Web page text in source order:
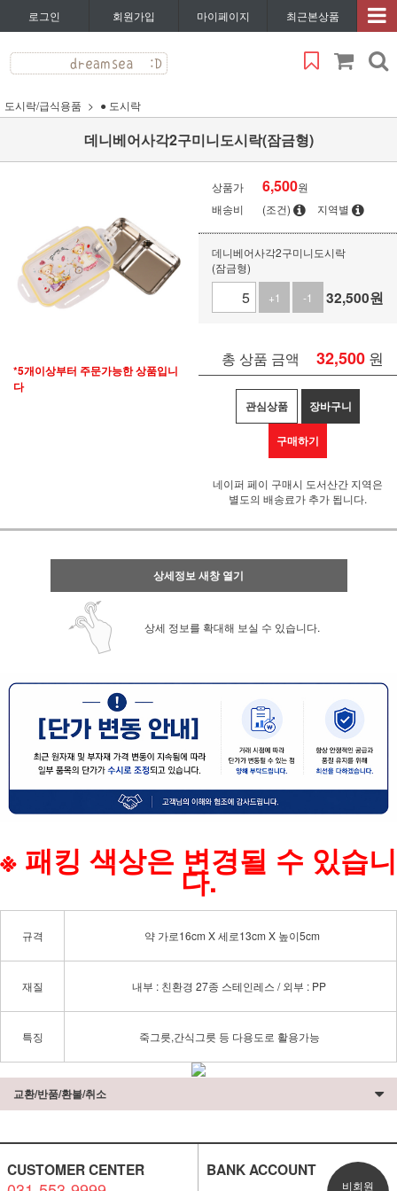
로그인 회원가입 마이페이지 최근본상품
도시락/급식용품 ● 도시락
데니베어사각2구미니도시락(잠금형)
*5개이상부터 주문가능한 상품입니
다
상품가 6,500원
배송비
(조건) 지역별
데니베어사각2구미니도시락
(잠금형)
+1
-1 32,500원
총 상품 금액 32,500 원
관심상품 장바구니
구매하기
네이퍼 페이 구매시 도서산간 지역은
별도의 배송료가 추가 됩니다.
상세정보 새창 열기
상세 정보를 확대해 보실 수 있습니다.
※ 패킹 색상은 변경될 수 있습니
다.
규격 약 가로16cm X 세로13cm X 높이5cm
재질 내부 : 친환경 27종 스테인레스 / 외부 : PP
특징 죽그릇,간식그릇 등 다용도로 활용가능
교환/반품/환불/취소
CUSTOMER CENTER BANK ACCOUNT
비회원